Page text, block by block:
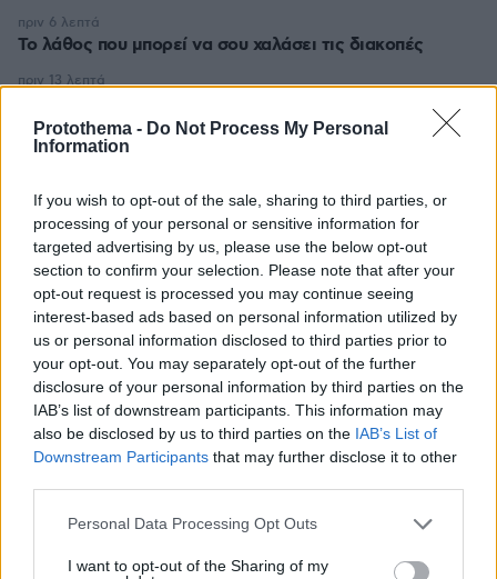
Protothema - Do Not Process My Personal
Information
If you wish to opt-out of the sale, sharing to third parties, or
processing of your personal or sensitive information for
targeted advertising by us, please use the below opt-out
section to confirm your selection. Please note that after your
opt-out request is processed you may continue seeing
interest-based ads based on personal information utilized by
us or personal information disclosed to third parties prior to
your opt-out. You may separately opt-out of the further
disclosure of your personal information by third parties on the
IAB’s list of downstream participants. This information may
also be disclosed by us to third parties on the IAB’s List of
Downstream Participants that may further disclose it to other
Please note that this website/app uses one or more Google
not limited to your visit or usage behaviour. You may click to
Personal Data Processing Opt Outs
I want to opt-out of the Sharing of my
Το λάθος που μπορεί να σου χαλάσει τις διακοπές
πριν 6 λεπτά
έλεγε δημόσια ο Φάουτσι και άλλα ιδιωτικά, αρνήθηκε
100 φορές να απαντήσει στο Κογκρέσο
πριν 13 λεπτά
Ξεκινούν τα δοκιμαστικά δρομολόγια της επέκτασης
του Μετρό Θεσσαλονίκης προς την Καλαμαριά,
«ενθαρρυντικές οι πρώτες ενδείξεις» δηλώνει ο
Ταχιάος
ΠΑΟΚ - Άντερλεχτ 0-1 (ημίχρονο): Παλεύει για την
ισοφάριση ο «Δικέφαλος», έχασε πέναλτι ο Μιχαηλίδης,
LIVE UPDATE πριν 17 λεπτά
Για πάντα στη Ρεάλ Μαδρίτης ο Βινίσιους: Yπέγραψε
νέο συμβόλαιο έως το 2032 ο Βραζιλιάνος
Σφουγγάτο: 8 τρόποι να το φτιάξουμε – Από το πιο